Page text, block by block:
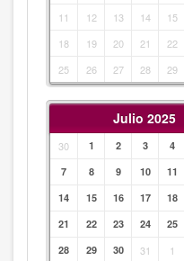
11
12 13 14 15
18
19 20 21 22
25
26 27 28 29
Julio 2025
30 1 2 3 4
7
8 9 10 11
14
15 16 17 18
21
22 23 24 25
28
29 30 31 1